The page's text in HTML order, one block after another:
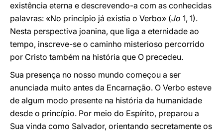
existência eterna e descrevendo-a com as conhecidas
palavras: «No princípio já existia o Verbo» (Jo 1, 1).
Nesta perspectiva joanina, que liga a eternidade ao
tempo, inscreve-se o caminho misterioso percorrido
por Cristo também na história que O precedeu.
Sua presença no nosso mundo começou a ser
anunciada muito antes da Encarnação. O Verbo esteve
de algum modo presente na história da humanidade
desde o princípio. Por meio do Espírito, preparou a
Sua vinda como Salvador, orientando secretamente os